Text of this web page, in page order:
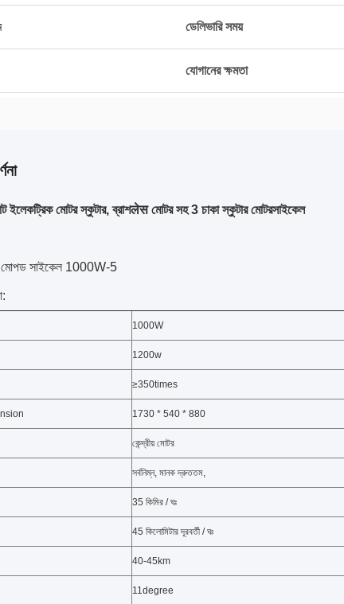
ডেলিভারি সময়
যোগানের ক্ষমতা
ইলেকট্রিক মোটর স্কুটার, ব্রাশलेस মোটর সহ 3 চাকা স্কুটার মোটরসাইকেল
মোপড সাইকেল 1000W-5
1000W
1200w
≥350times
1730 * 540 * 880
কেন্দ্রীয় মোটর
সর্বনিম্ন, মানক দ্রুততম,
35 কিমির / ঘঃ
45 কিলোমিটার দূরবর্তী / ঘঃ
40-45km
11degree